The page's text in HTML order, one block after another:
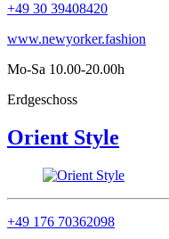
+49 30 39408420
www.newyorker.fashion
Mo-Sa 10.00-20.00h
Erdgeschoss
Orient Style
+49 176 70362098